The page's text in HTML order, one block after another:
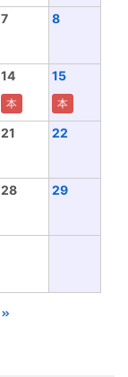
7 8
14
本
15
本
21 22
28 29